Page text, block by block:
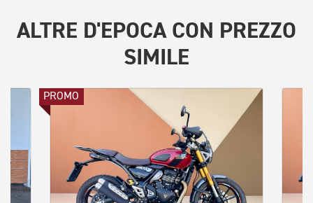
ALTRE D'EPOCACON PREZZO
SIMILE
PROMO